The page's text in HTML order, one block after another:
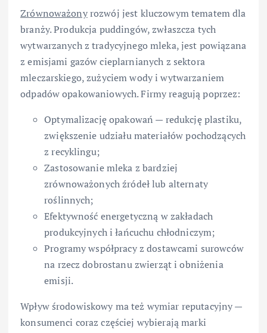
Zrównoważonyrozwój jest kluczowym tematem dla
branży. Produkcja puddingów, zwłaszcza tych
wytwarzanych z tradycyjnego mleka, jest powiązana
z emisjami gazów cieplarnianych z sektora
mleczarskiego, zużyciem wody i wytwarzaniem
odpadów opakowaniowych. Firmy reagują poprzez:
Optymalizację opakowań — redukcję plastiku,
zwiększenie udziału materiałów pochodzących
z recyklingu;
Zastosowanie mleka z bardziej
zrównoważonych źródeł lub alternaty
roślinnych;
Efektywność energetyczną w zakładach
produkcyjnych i łańcuchu chłodniczym;
Programy współpracy z dostawcami surowców
na rzecz dobrostanu zwierząt i obniżenia
emisji.
Wpływ środowiskowy ma też wymiar reputacyjny —
konsumenci coraz częściej wybierają marki